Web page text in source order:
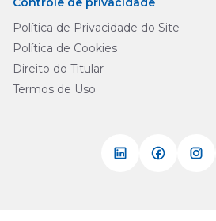
Política de Privacidade do Site
Política de Cookies
Direito do Titular
Termos de Uso